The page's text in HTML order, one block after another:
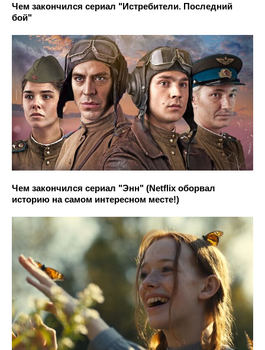
Чем закончился сериал "Истребители. Последний
бой"
Чем закончился сериал "Энн" (Netflix оборвал
историю на самом интересном месте!)